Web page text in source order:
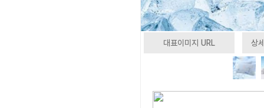
대표이미지 URL 상